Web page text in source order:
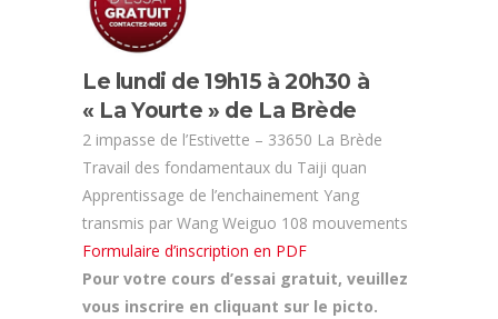
Le lundi de 19h15 à 20h30 à
« La Yourte » de La Brède
2 impasse de l’Estivette – 33650 La Brède
Travail des fondamentaux du Taiji quan
Apprentissage de l’enchainement Yang
transmis par Wang Weiguo 108 mouvements
Formulaire d’inscription en PDF
Pour votre cours d’essai gratuit, veuillez
vous inscrire en cliquant sur le picto.